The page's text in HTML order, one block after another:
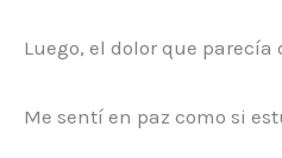
Luego, el dolor que
Me sentí en paz como si